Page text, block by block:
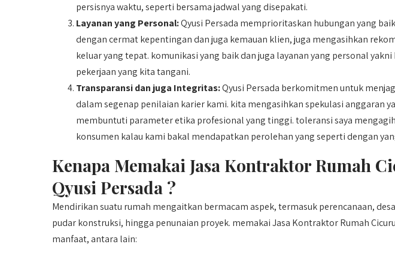
persisnya waktu, seperti bersama jadwal yang disepakati.
Layanan yang Personal:Qyusi Persada memprioritaskan hubungan yang
dengan cermat kepentingan dan juga kemauan klien, juga mengasihkan
keluar yang tepat. komunikasi yang baik dan juga layanan yang personal
pekerjaan yang kita tangani.
Transparansi dan juga Integritas:Qyusi Persada berkomitmen untuk
dalam segenap penilaian karier kami. kita mengasihkan spekulasi anggaran
membuntuti parameter etika profesional yang tinggi. toleransi saya
konsumen kalau kami bakal mendapatkan perolehan yang seperti dengan
Kenapa Memakai Jasa Kontraktor Rumah
Qyusi Persada ?
Mendirikan suatu rumah mengaitkan bermacam aspek, termasuk perencanaan,
pudar konstruksi, hingga penunaian proyek. memakai Jasa Kontraktor Rumah
manfaat, antara lain: